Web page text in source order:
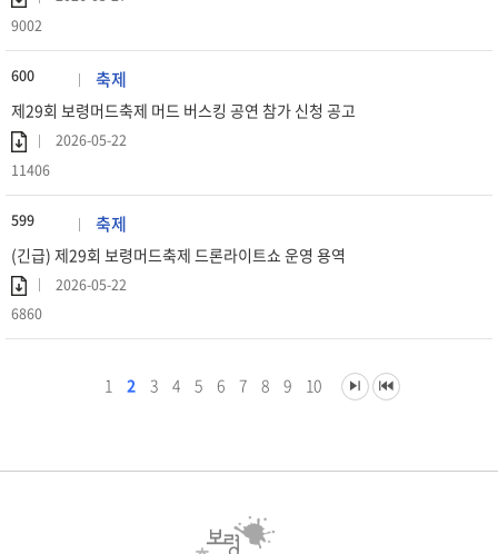
9002
600 축제
제29회 보령머드축제 머드 버스킹 공연 참가 신청 공고
2026-05-22
11406
599 축제
(긴급) 제29회 보령머드축제 드론라이트쇼 운영 용역
2026-05-22
6860
1 2 3 4 5 6 7 8 9 10